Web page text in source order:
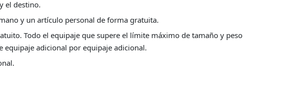
el destino.
y un artículo personal de forma gratuita.
Todo el equipaje que supere el límite máximo de tamaño y peso
equipaje adicional por equipaje adicional.